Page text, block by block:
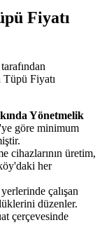
Fiyatı
Fiyatı
Yönetmelik
göre minimum
cihazlarının üretim,
her
çalışan
düzenler.
çerçevesinde